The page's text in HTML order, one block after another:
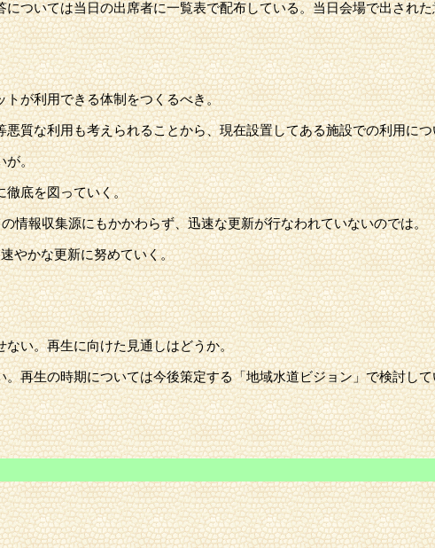
ついては当日の出席者に一覧表で配布している。当日会場で出され
が利用できる体制をつくるべき。
質な利用も考えられることから、現在設置してある施設での利用に
が。
底を図っていく。
情報収集源にもかかわらず、迅速な更新が行なわれていないのでは。
やかな更新に努めていく。
い。再生に向けた見通しはどうか。
再生の時期については今後策定する「地域水道ビジョン」で検討して